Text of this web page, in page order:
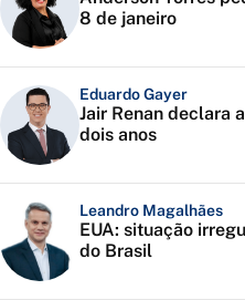
8 de janeiro
Eduardo Gayer
Jair Renan declara
dois anos
Leandro Magalhães
EUA: situação
do Brasil